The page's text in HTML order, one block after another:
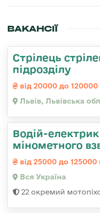
ВАКАНСІЇ
Стрілець
підрозділу
від 20000 до 120000
Львів, Львівська
Водій-
мінометного
від 25000 до 125000
Вся Україна
22 окремий